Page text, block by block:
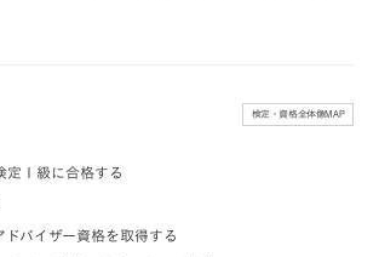
検定・資格全体像MAP
定１級に合格する
ドバイザー資格を取得する